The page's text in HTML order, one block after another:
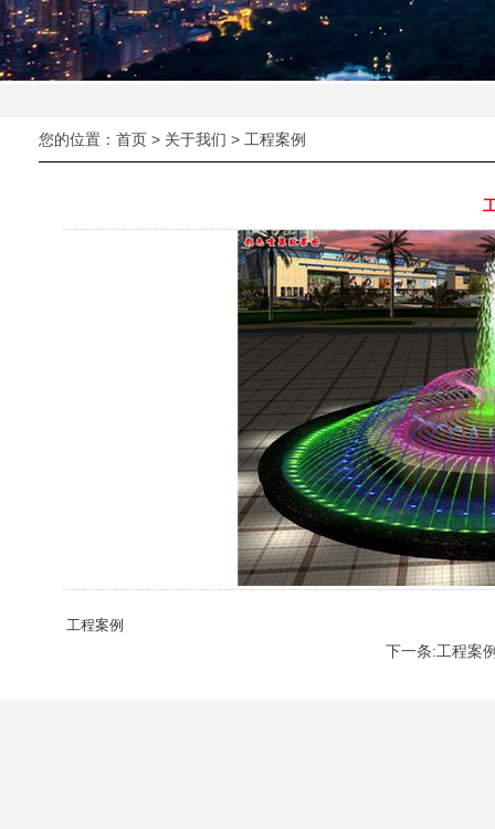
您的位置： 首页 > 关于我们 > 工程案例
工程案例
下一条:工程案